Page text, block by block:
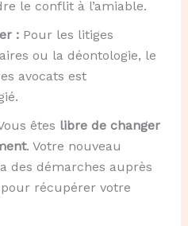
le conflit à l’amiable.
:Pour les litiges
ou la déontologie, le
avocats est
êtes libre de changer
. Votre nouveau
des démarches auprès
récupérer votre